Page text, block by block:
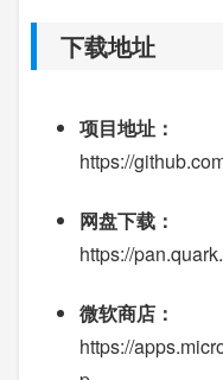
下载地址
项目地址：
https://
网盘下载：
https://
微软商店：
https://